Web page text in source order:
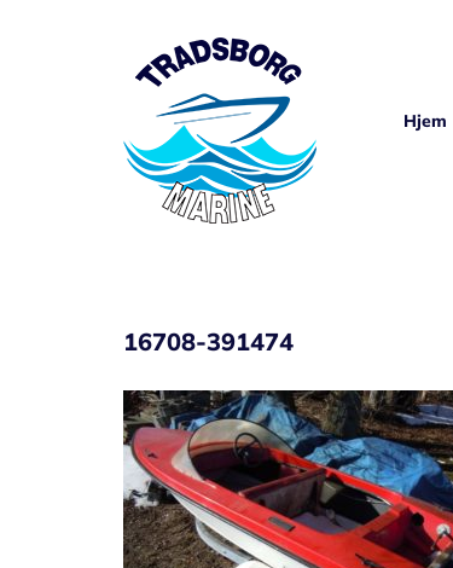
Hjem
16708-391474